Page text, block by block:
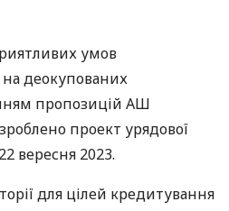
умов
на деокупованих
пропозицій АШ
проект урядової
вересня 2023.
для цілей кредитування